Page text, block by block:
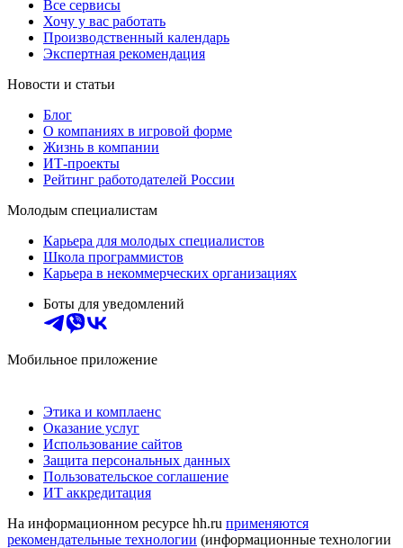
Все сервисы
Хочу у вас работать
Производственный календарь
Экспертная рекомендация
Новости и статьи
Блог
О компаниях в игровой форме
Жизнь в компании
ИТ-проекты
Рейтинг работодателей России
Молодым специалистам
Карьера для молодых специалистов
Школа программистов
Карьера в некоммерческих организациях
Боты для уведомлений
Мобильное приложение
Этика и комплаенс
Оказание услуг
Использование сайтов
Защита персональных данных
Пользовательское соглашение
ИТ аккредитация
На информационном ресурсе hh.ru применяются
рекомендательные технологии (информационные технологии